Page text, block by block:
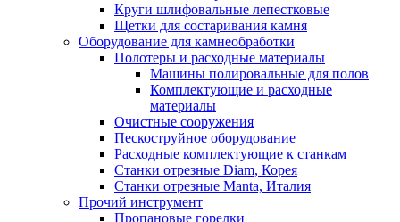
Круги шлифовальные лепестковые
Щетки для состаривания камня
Оборудование для камнеобработки
Полотеры и расходные материалы
Машины полировальные для полов
Комплектующие и расходные
материалы
Очистные сооружения
Пескоструйное оборудование
Расходные комплектующие к станкам
Станки отрезные Diam, Корея
Станки отрезные Manta, Италия
Прочий инструмент
Пропановые горелки